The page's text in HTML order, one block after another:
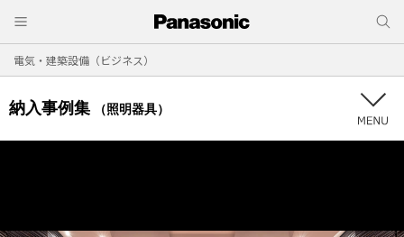
電気・建築設備（ビジネス）
納入事例集 （照明器具）